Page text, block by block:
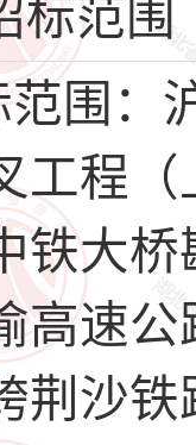
标范围
范围：
工程
铁大桥
高速
荆沙